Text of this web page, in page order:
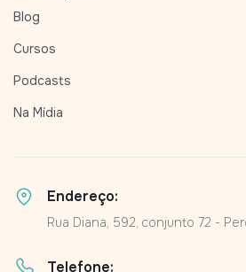
Blog
Cursos
Podcasts
Na Mídia
Endereço:
Rua Diana, 592, conjunto 72 -
Telefone: